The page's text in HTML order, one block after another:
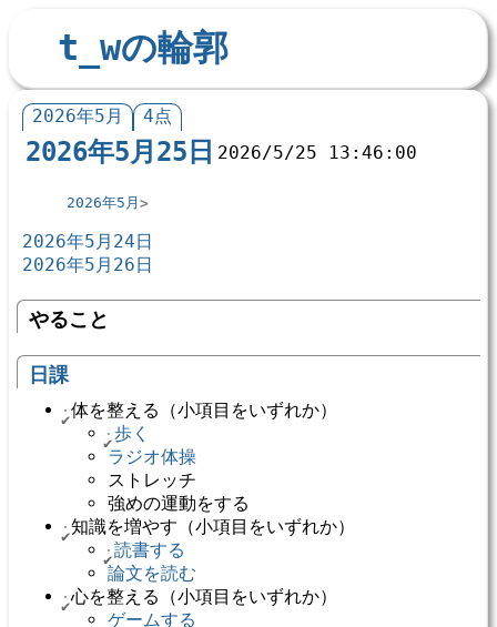
t_wの輪郭
2026年5月 4点
2026年5月25日 2026/5/25 13:46:00
2026年5月
2026年5月24日
2026年5月26日
やること
日課
体を整える（小項目をいずれか）
歩く
ラジオ体操
ストレッチ
強めの運動をする
知識を増やす（小項目をいずれか）
読書する
論文を読む
心を整える（小項目をいずれか）
ゲームする